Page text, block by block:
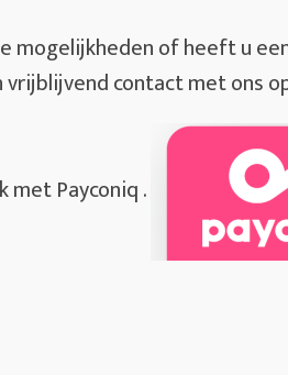
mogelijkheden of heeft u
vrijblijvend contact met ons
Payconiq .